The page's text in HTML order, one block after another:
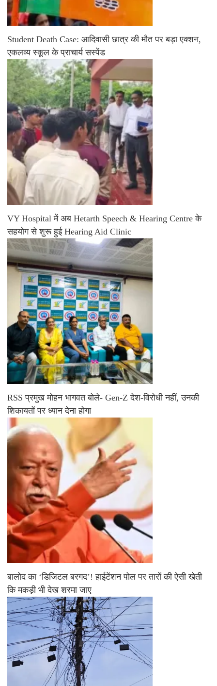
Student Death Case: आदिवासी छात्र की मौत पर बड़ा एक्शन,
एकलव्य स्कूल के प्राचार्य सस्पेंड
VY Hospital में अब Hetarth Speech & Hearing Centre के
सहयोग से शुरू हुई Hearing Aid Clinic
RSS प्रमुख मोहन भागवत बोले- Gen-Z देश-विरोधी नहीं, उनकी
शिकायतों पर ध्यान देना होगा
बालोद का ‘डिजिटल बरगद’! हाईटेंशन पोल पर तारों की ऐसी खेती
कि मकड़ी भी देख शरमा जाए